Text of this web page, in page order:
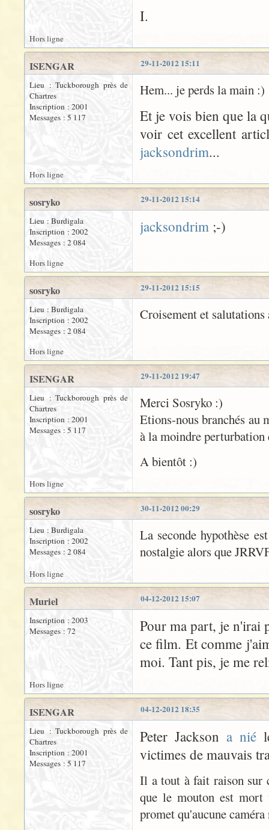
I.
Hors ligne
29-11-2012 15:11
ISENGAR
Lieu : Tuckborough près de
Chartres
Inscription : 2001
Messages : 5 117
Hem... je perds la main :)
Et je vois bien que la
voir cet excellent
jacksondrim...
Hors ligne
29-11-2012 15:14
sosryko
Lieu : Burdigala
Inscription : 2002
Messages : 2 084
jacksondrim ;-)
Hors ligne
29-11-2012 15:15
sosryko
Lieu : Burdigala
Inscription : 2002
Messages : 2 084
Croisement et salutations
Hors ligne
29-11-2012 19:47
ISENGAR
Lieu : Tuckborough près de
Chartres
Inscription : 2001
Messages : 5 117
Merci Sosryko :)
Etions-nous branchés au
à la moindre perturbation
A bientôt :)
Hors ligne
30-11-2012 00:29
sosryko
Lieu : Burdigala
Inscription : 2002
Messages : 2 084
La seconde hypothèse
nostalgie alors que
Hors ligne
04-12-2012 15:07
Muriel
Inscription : 2003
Messages : 72
Pour ma part, je n'irai
ce film. Et comme
moi. Tant pis, je me
Hors ligne
04-12-2012 18:35
ISENGAR
Lieu : Tuckborough près de
Chartres
Inscription : 2001
Messages : 5 117
Peter Jackson a nié
victimes de mauvais
Il a tout à fait raison sur
que le mouton est mort
promet qu'aucune